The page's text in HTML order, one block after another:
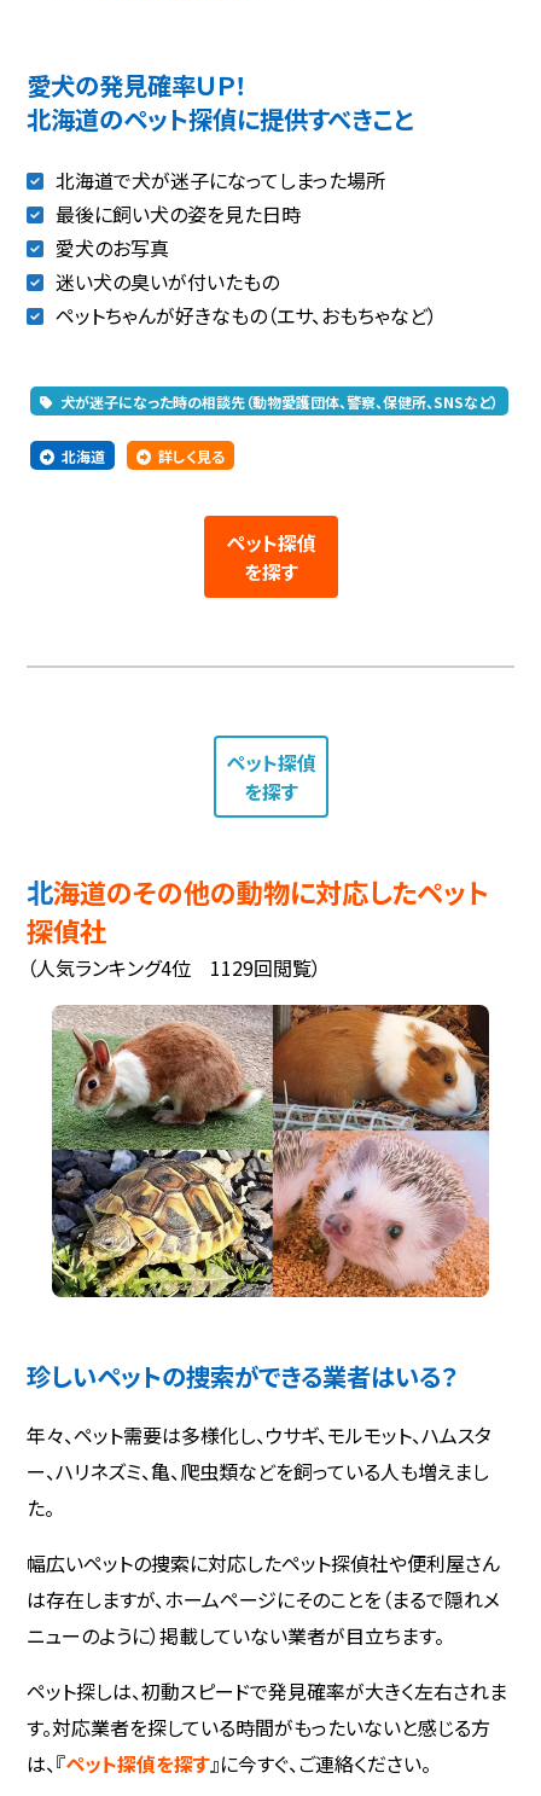
愛犬の発見確率ＵＰ！
北海道のペット探偵に提供すべきこと
北海道で犬が迷子になってしまった場所
最後に飼い犬の姿を見た日時
愛犬のお写真
迷い犬の臭いが付いたもの
ペットちゃんが好きなもの（エサ、おもちゃなど）
犬が迷子になった時の相談先（動物愛護団体、警察、保健所、SNSなど）
北海道 詳しく見る
ペット探偵
を探す
ペット探偵
を探す
北海道のその他の動物に対応したペット
探偵社
（人気ランキング4位 1129回閲覧）
珍しいペットの捜索ができる業者はいる？
年々、ペット需要は多様化し、ウサギ、モルモット、ハムスタ
ー、ハリネズミ、亀、爬虫類などを飼っている人も増えまし
た。
幅広いペットの捜索に対応したペット探偵社や便利屋さん
は存在しますが、ホームページにそのことを（まるで隠れメ
ニューのように）掲載していない業者が目立ちます。
ペット探しは、初動スピードで発見確率が大きく左右されま
す。対応業者を探している時間がもったいないと感じる方
は、『ペット探偵を探す』に今すぐ、ご連絡ください。